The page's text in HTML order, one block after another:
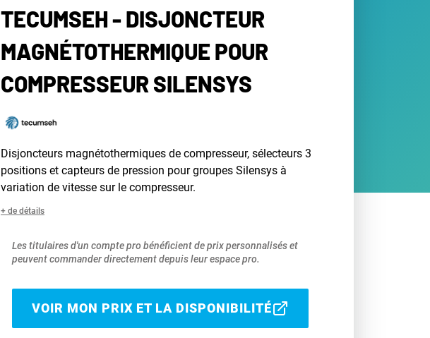
TECUMSEH - DISJONCTEUR
MAGNÉTOTHERMIQUE POUR
COMPRESSEUR SILENSYS
Disjoncteurs magnétothermiques de compresseur, sélecteurs 3
positions et capteurs de pression pour groupes Silensys à
variation de vitesse sur le compresseur.
+ de détails
Les titulaires d'un compte pro bénéficient de prix personnalisés et
peuvent commander directement depuis leur espace pro.
VOIR MON PRIX ET LA DISPONIBILITÉ